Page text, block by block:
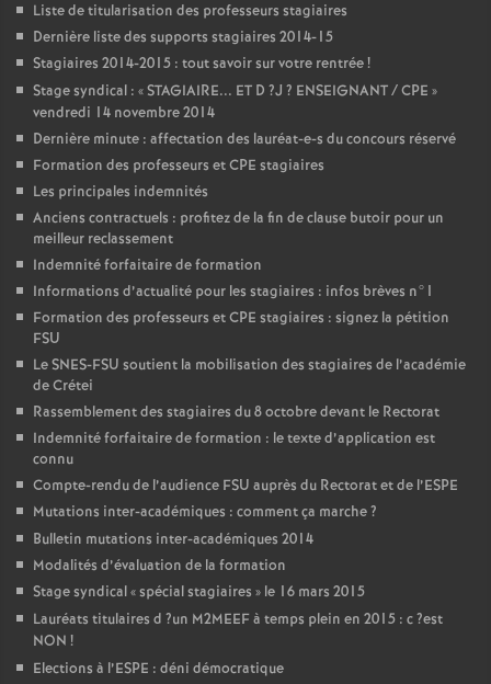
Liste de titularisation des professeurs stagiaires
Dernière liste des supports stagiaires 2014-15
Stagiaires 2014-2015 : tout savoir sur votre rentrée!
Stage syndical : «STAGIAIRE... ET D ?J ? ENSEIGNANT/CPE »
vendredi 14 novembre 2014
Dernière minute : affectation des lauréat-e-s du concours réservé
Formation des professeurs etCPE stagiaires
Les principales indemnités
Anciens contractuels : profitez de la fin de clause butoir pour un
meilleur reclassement
Indemnité forfaitaire de formation
Informations d’actualité pour les stagiaires : infos brèves n°1
Formation des professeurs etCPE stagiaires : signez la pétition
FSU
LeSNES-FSU soutient la mobilisation des stagiaires de l’académie
de Crétei
Rassemblement des stagiaires du 8 octobre devant le Rectorat
Indemnité forfaitaire de formation : le texte d’application est
connu
Compte-rendu de l’audience FSU auprès du Rectorat et de l’ESPE
Mutations inter-académiques : comment ça marche?
Bulletin mutations inter-académiques 2014
Modalités d’évaluation de la formation
Stage syndical «spécial stagiaires » le 16 mars 2015
Lauréats titulaires d ?un M2MEEFà temps plein en 2015 : c?est
NON !
Elections à l’ESPE : déni démocratique